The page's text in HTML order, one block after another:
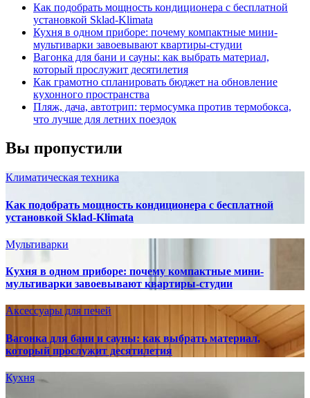
Как подобрать мощность кондиционера с бесплатной
установкой Sklad-Klimata
Кухня в одном приборе: почему компактные мини-
мультиварки завоевывают квартиры-студии
Вагонка для бани и сауны: как выбрать материал,
который прослужит десятилетия
Как грамотно спланировать бюджет на обновление
кухонного пространства
Пляж, дача, автотрип: термосумка против термобокса,
что лучше для летних поездок
Вы пропустили
Климатическая техника
Как подобрать мощность кондиционера с бесплатной
установкой Sklad-Klimata
Мультиварки
Кухня в одном приборе: почему компактные мини-
мультиварки завоевывают квартиры-студии
Аксессуары для печей
Вагонка для бани и сауны: как выбрать материал,
который прослужит десятилетия
Кухня